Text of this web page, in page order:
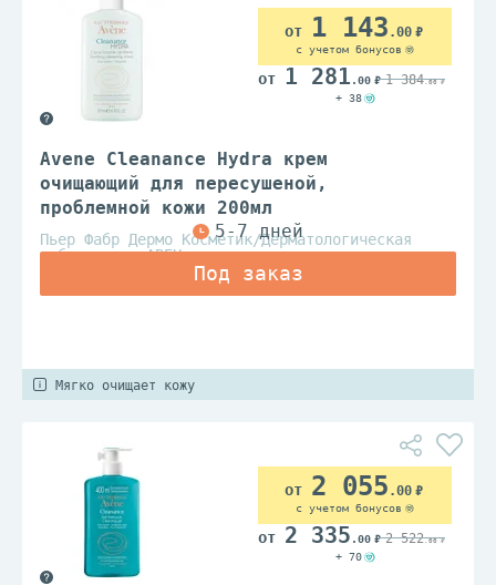
Avene Cleanance Hydra крем
очищающий для пересушеной,
проблемной кожи 200мл
Пьер Фабр Дермо Косметик/Дерматологическая
лаборатория АВЕН
1 143 .00
с учетом бонусов
1 281 .00 1 384.00
+ 38
Мягко очищает кожу
2 055 .00
с учетом бонусов
2 335 .00 2 522.00
+ 70